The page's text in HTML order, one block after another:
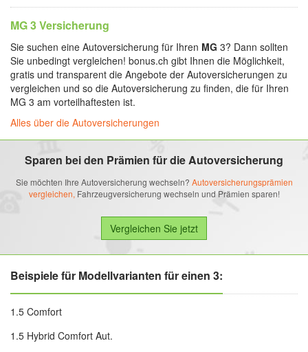
MG 3 Versicherung
Sie suchen eine Autoversicherung für Ihren MG 3? Dann sollten
Sie unbedingt vergleichen! bonus.ch gibt Ihnen die Möglichkeit,
gratis und transparent die Angebote der Autoversicherungen zu
vergleichen und so die Autoversicherung zu finden, die für Ihren
MG 3 am vorteilhaftesten ist.
Alles über die Autoversicherungen
Sparen bei den Prämien für die Autoversicherung
Sie möchten Ihre Autoversicherung wechseln? Autoversicherungsprämien
vergleichen, Fahrzeugversicherung wechseln und Prämien sparen!
Beispiele für Modellvarianten für einen 3:
1.5 Comfort
1.5 Hybrid Comfort Aut.